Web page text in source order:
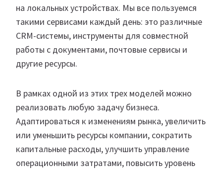
на локальных устройствах. Мы все пользуемся
такими сервисами каждый день: это различные
CRM-системы, инструменты для совместной
работы с документами, почтовые сервисы и
другие ресурсы.
В рамках одной из этих трех моделей можно
реализовать любую задачу бизнеса.
Адаптироваться к изменениям рынка, увеличить
или уменьшить ресурсы компании, сократить
капитальные расходы, улучшить управление
операционными затратами, повысить уровень